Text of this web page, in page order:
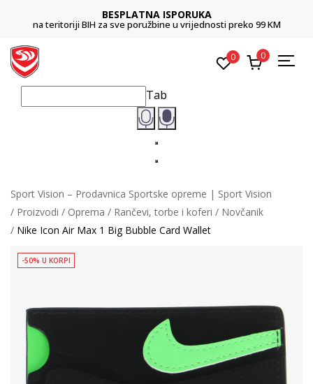
BESPLATNA ISPORUKA
na teritoriji BIH za sve poružbine u vrijednosti preko 99 KM
0 0
Tab
Sport Vision – Prodavnica Sportske opreme | Sport Vision
Proizvodi
Oprema Rančevi, torbe i koferi
Novčanik
Nike Icon Air Max 1 Big Bubble Card Wallet
-50% U KORPI